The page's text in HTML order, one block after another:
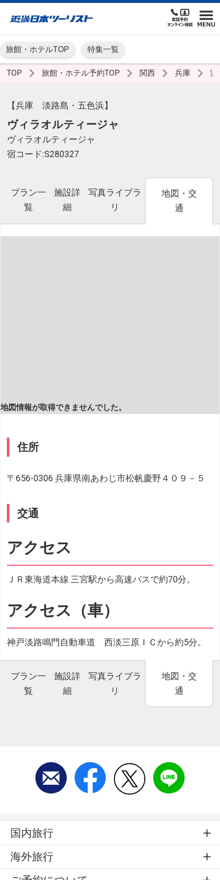
旅館・ホテルTOP 特集一覧
TOP 旅館・ホテル予約TOP 関西 兵庫
【兵庫 淡路島・五色浜】
ヴィラオルティージャ
ヴィラオルティージャ
宿コード:S280327
プラン一
覧
施設詳
細
写真ライブラ
リ
地図・交
通
地図情報が取得できませんでした。
住所
〒656-0306 兵庫県南あわじ市松帆慶野４０９－５
交通
アクセス
ＪＲ東海道本線 三宮駅から高速バスで約70分。
アクセス（車）
神戸淡路鳴門自動車道 西淡三原ＩＣから約5分。
プラン一
覧
施設詳
細
写真ライブラ
リ
地図・交
通
国内旅行
海外旅行